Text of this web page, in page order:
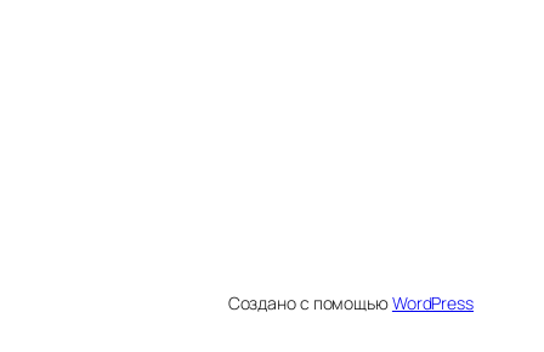
Создано с помощьюWordPress